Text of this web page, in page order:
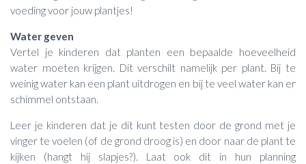
voeding voor jouw plantjes!
Water geven
Vertel je kinderen dat planten een bepaalde hoeveelheid
water moeten krijgen. Dit verschilt namelijk per plant. Bij te
weinig water kan een plant uitdrogen en bij te veel water kan er
schimmel ontstaan.
Leer je kinderen dat je dit kunt testen door de grond met je
vinger te voelen (of de grond droog is) en door naar de plant te
kijken (hangt hij slapjes?). Laat ook dit in hun planning